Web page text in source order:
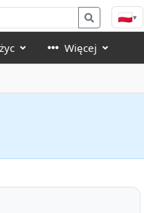
🇵🇱▾
Więcej